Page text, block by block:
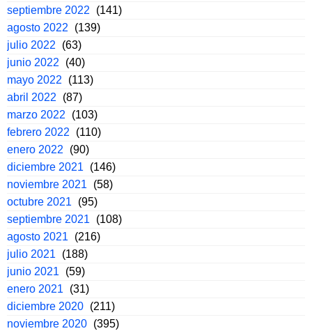
septiembre 2022
(141)
agosto 2022
(139)
julio 2022
(63)
junio 2022
(40)
mayo 2022
(113)
abril 2022
(87)
marzo 2022
(103)
febrero 2022
(110)
enero 2022
(90)
diciembre 2021
(146)
noviembre 2021
(58)
octubre 2021
(95)
septiembre 2021
(108)
agosto 2021
(216)
julio 2021
(188)
junio 2021
(59)
enero 2021
(31)
diciembre 2020 (211)
noviembre 2020 (395)